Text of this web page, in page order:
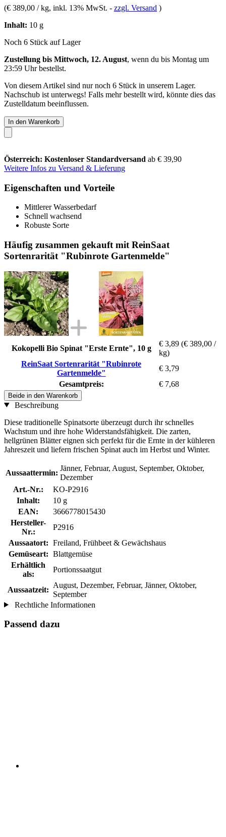
(€ 389,00 / kg, inkl. 13% MwSt. - zzgl. Versand )
Inhalt: 10 g
Noch 6 Stück auf Lager
Zustellung bis Mittwoch, 12. August, wenn du bis Montag um
23:59 Uhrbestellst.
Von diesem Artikel sind nur noch 6 Stück in unserem Lager.
Nachschub ist unterwegs! Falls mehr bestellt wird, könnte dies das
Zustelldatum beeinflussen.
In den Warenkorb
Österreich: Kostenloser Standardversand ab € 39,90
Weitere Infos zu Versand & Lieferung
Eigenschaften und Vorteile
Mittlerer Wasserbedarf
Schnell wachsend
Robuste Sorte
Häufig zusammen gekauft mit ReinSaat
Sortenrarität "Rubinrote Gartenmelde"
Kokopelli Bio Spinat "Erste Ernte", 10 g
€ 3,89 (€ 389,00 /
kg)
ReinSaat Sortenrarität "Rubinrote
Gartenmelde"
€ 3,79
Gesamtpreis:
€ 7,68
Beide in den Warenkorb
Beschreibung
Diese traditionelle Spinatsorte überzeugt durch ihr schnelles
Wachstum und ihre hohe Widerstandsfähigkeit. Die zarten,
hellgrünen Blätter eignen sich perfekt für die Ernte in der kühleren
Jahreszeit und liefern frischen Spinat auch im Herbst und Winter.
Aussaattermin:
Jänner, Februar, August, September, Oktober,
Dezember
Art.-Nr.:
KO-P2916
Inhalt:
10 g
EAN:
3666778015430
Hersteller-
Nr.:
P2916
Aussaatort: Freiland, Frühbeet & Gewächshaus
Gemüseart: Blattgemüse
Erhältlich
als:
Portionssaatgut
Aussaatzeit:
August, Dezember, Februar, Jänner, Oktober,
September
Rechtliche Informationen
Passend dazu